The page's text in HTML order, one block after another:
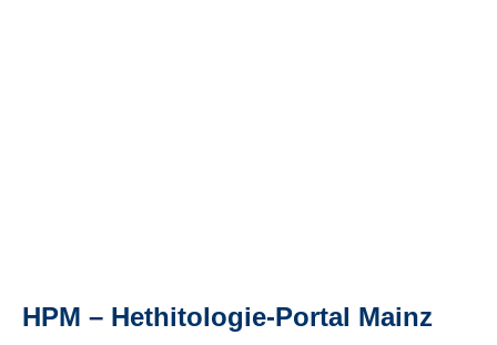
HPM – Hethitologie-Portal Mainz